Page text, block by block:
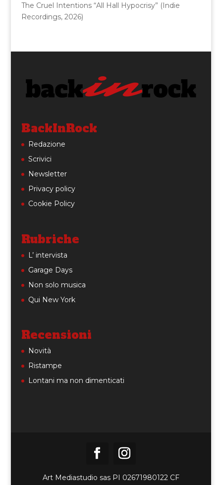
The Cruel Intentions “All Hall Hypocrisy” (Indie
Recordings, 2026)
BackInRock
Redazione
Scrivici
Newsletter
Privacy policy
Cookie Policy
Rubriche
L’ intervista
Garage Days
Non solo musica
Qui New York
Recensioni
Novità
Ristampe
Lontani ma non dimenticati
Art Mediastudio sas PI 02671980122 CF